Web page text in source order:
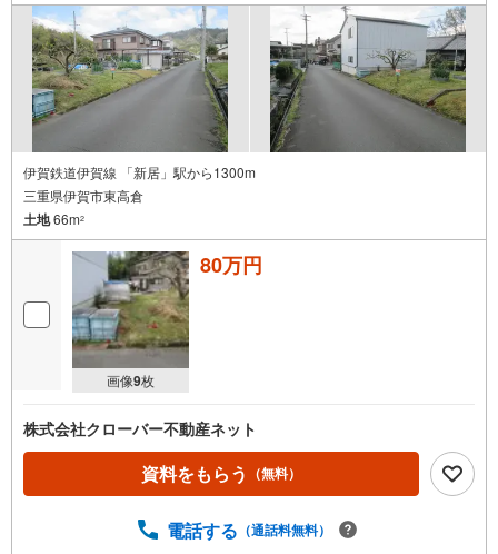
伊賀鉄道伊賀線 「新居」駅から1300m
三重県伊賀市東高倉
土地66m2
画像9枚
80万円
株式会社クローバー不動産ネット
資料をもらう （無料）
電話する （通話料無料）